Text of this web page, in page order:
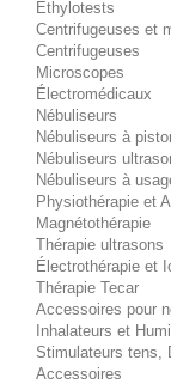
Éthylotests
Centrifugeuses et
Centrifugeuses
Microscopes
Électromédicaux
Nébuliseurs
Nébuliseurs à
Nébuliseurs
Nébuliseurs à
Physiothérapie et
Magnétothérapie
Thérapie ultrasons
Électrothérapie et
Thérapie Tecar
Accessoires pour
Inhalateurs et
Stimulateurs tens,
Accessoires